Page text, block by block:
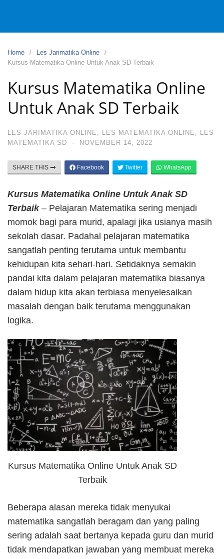
Home
Les Jarimatika Online
Kursus Matematika Online Untuk Anak SD Terbaik
Kursus Matematika Online
Untuk Anak SD Terbaik
LES JARIMATIKA ONLINE , LES MATEMATIKA ONLINE , LES
MATEMATIKA SD
· NOVEMBER 14, 2022
SHARE THIS Facebook Twitter WhatsApp
Kursus Matematika Online Untuk Anak SD
Terbaik – Pelajaran Matematika sering menjadi
momok bagi para murid, apalagi jika usianya masih
sekolah dasar. Padahal pelajaran matematika
sangatlah penting terutama untuk membantu
kehidupan kita sehari-hari. Setidaknya semakin
pandai kita dalam pelajaran matematika biasanya
dalam hidup kita akan terbiasa menyelesaikan
masalah dengan baik terutama menggunakan
logika.
Kursus Matematika Online Untuk Anak SD
Terbaik
Beberapa alasan mereka tidak menyukai
matematika sangatlah beragam dan yang paling
sering adalah saat bertanya kepada guru dan murid
tidak mendapatkan jawaban yang membuat mereka